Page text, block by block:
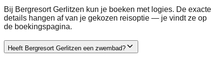
Bij Bergresort Gerlitzen kun je boeken met logies. De exacte
details hangen af van je gekozen reisoptie — je vindt ze op
de boekingspagina.
Heeft Bergresort Gerlitzen een zwembad?